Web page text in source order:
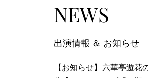
NEWS
出演情報 ＆ お知らせ
【お知らせ】六華亭遊